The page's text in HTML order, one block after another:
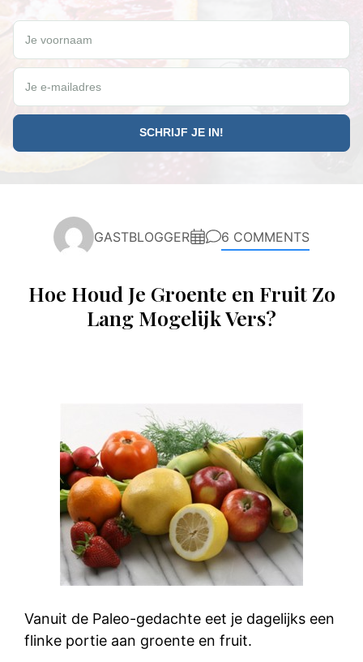
Wil jij elke vrijdag een gratis Paleo recept ontvangen?
Je voornaam
Je e-mailadres
GASTBLOGGER 6 COMMENTS
Hoe Houd Je Groente en Fruit Zo
Lang Mogelijk Vers?
Vanuit de Paleo-gedachte eet je dagelijks een
flinke portie aan groente en fruit.